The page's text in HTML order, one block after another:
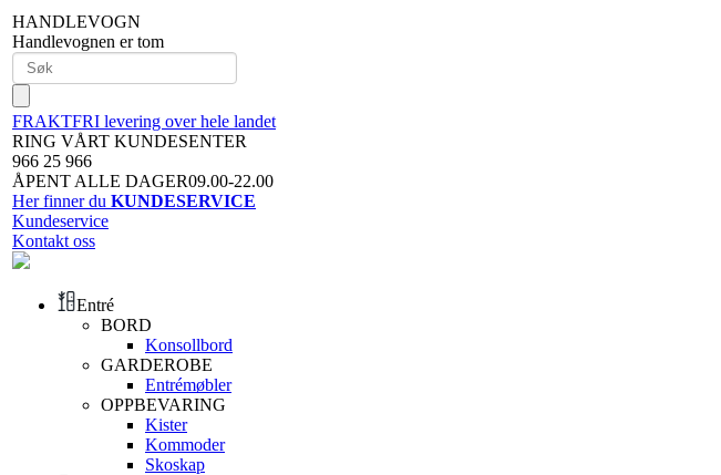
HANDLEVOGN
Handlevognen er tom
FRAKTFRI levering over hele landet
RING VÅRT KUNDESENTER
966 25 966
ÅPENT ALLE DAGER09.00-22.00
Her finner du KUNDESERVICE
Kundeservice
Kontakt oss
Entré
BORD
Konsollbord
GARDEROBE
Entrémøbler
OPPBEVARING
Kister
Kommoder
Skoskap